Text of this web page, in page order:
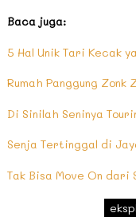
Baca juga:
5 Hal Unik Tari Kecak
Rumah Panggung Zonk
Di Sinilah Seninya
Senja Tertinggal di
Tak Bisa Move On dari